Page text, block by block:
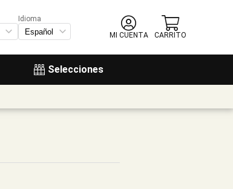
Selecciones
Idioma
MI CUENTA
CARRITO